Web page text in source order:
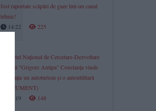
fost raportate scăpări de gaze într-un canal
tehnic!
14:22
225
Institutul Național de Cercetare-Dezvoltare
Marină "Grigore Antipa" Constanța vinde
la licitație un autoturism și o autoutilitară
(DOCUMENT)
14:19
148